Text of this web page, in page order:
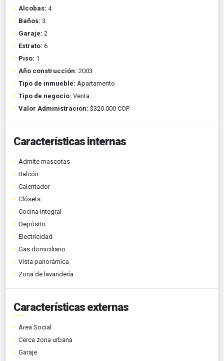
Alcobas: 4
Baños: 3
Garaje: 2
Estrato: 6
Piso: 1
Año construcción: 2003
Tipo de inmueble: Apartamento
Tipo de negocio: Venta
Valor Administración: $320.000 COP
Características internas
Admite mascotas
Balcón
Calentador
Clósets
Cocina integral
Depósito
Electricidad
Gas domiciliario
Vista panorámica
Zona de lavandería
Características externas
Área Social
Cerca zona urbana
Garaje